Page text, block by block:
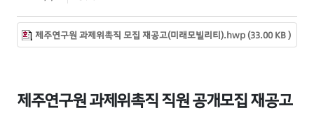
제주연구원 과제위촉직 모집 재공고(미래모빌리티).hwp (33.00 KB )
제주연구원 과제위촉직 직원 공개모집 재공고